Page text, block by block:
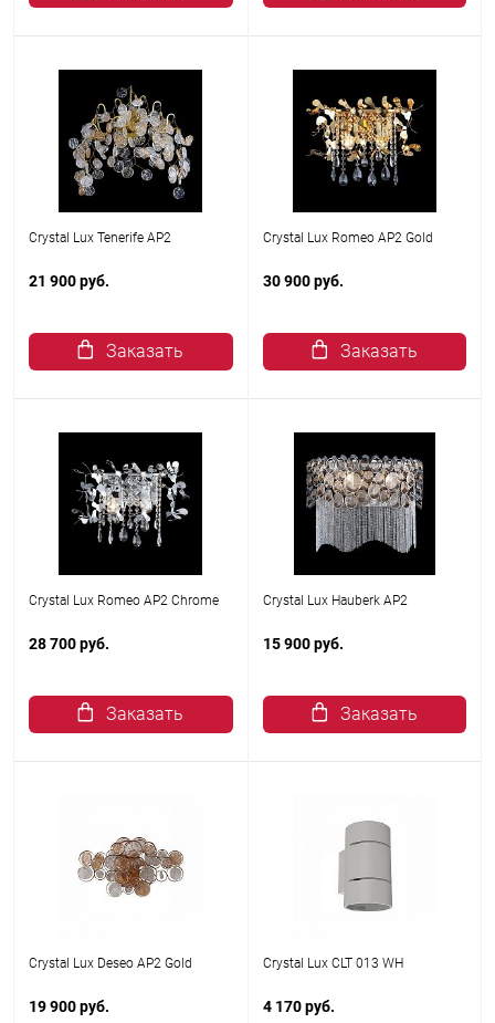
Crystal Lux Tenerife AP2
21 900 руб.
Заказать
Crystal Lux Romeo AP2 Gold
30 900 руб.
Заказать
Crystal Lux Romeo AP2 Chrome
28 700 руб.
Заказать
Crystal Lux Hauberk AP2
15 900 руб.
Заказать
Crystal Lux Deseo AP2 Gold
19 900 руб.
Crystal Lux CLT 013 WH
4 170 руб.